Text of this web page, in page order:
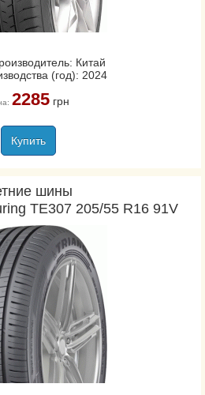
Китай
(год): 2024
2285грн
Купить
шины
TE307 205/55 R16 91V